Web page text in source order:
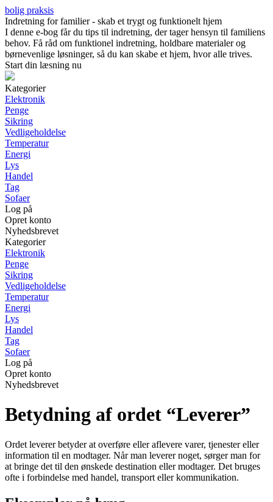
bolig praksis
Indretning for familier - skab et trygt og funktionelt hjem
I denne e-bog får du tips til indretning, der tager hensyn til familiens
behov. Få råd om funktionel indretning, holdbare materialer og
børnevenlige løsninger, så du kan skabe et hjem, hvor alle trives.
Start din læsning nu
Kategorier
Elektronik
Penge
Sikring
Vedligeholdelse
Temperatur
Energi
Lys
Handel
Tag
Sofaer
Log på
Opret konto
Nyhedsbrevet
Kategorier
Elektronik
Penge
Sikring
Vedligeholdelse
Temperatur
Energi
Lys
Handel
Tag
Sofaer
Log på
Opret konto
Nyhedsbrevet
Betydning af ordet “Leverer”
Ordet leverer betyder at overføre eller aflevere varer, tjenester eller
information til en modtager. Når man leverer noget, sørger man for
at bringe det til den ønskede destination eller modtager. Det bruges
ofte i forbindelse med handel, transport eller kommunikation.